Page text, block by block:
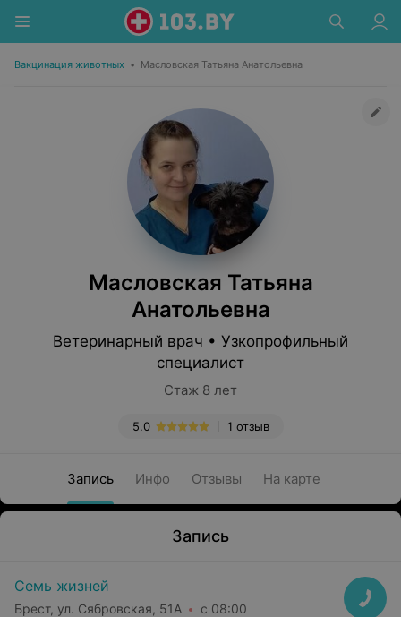
Вакцинация животных • Масловская Татьяна Анатольевна
Масловская Татьяна
Анатольевна
Ветеринарный врач • Узкопрофильный
специалист
Стаж 8 лет
1 отзыв
5.0
Запись Инфо Отзывы На карте
Запись
Семь жизней
Брест, ул. Сябровская, 51А с 08:00